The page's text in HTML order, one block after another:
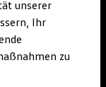
Nutzfahrzeuge
unserer
Ihr
zu